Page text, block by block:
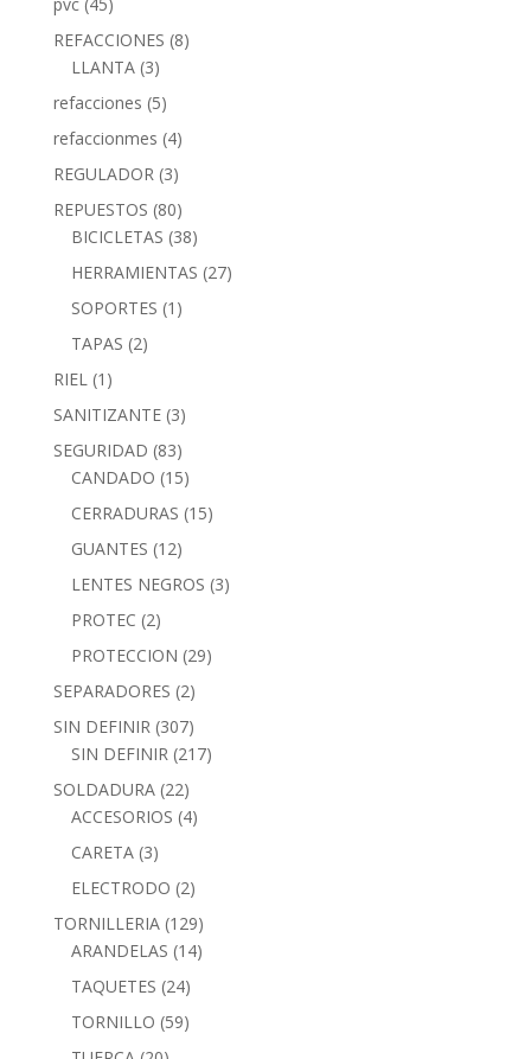
REFACCIONES (8)
LLANTA (3)
refacciones (5)
refaccionmes (4)
REGULADOR (3)
REPUESTOS (80)
BICICLETAS (38)
HERRAMIENTAS (27)
SOPORTES (1)
TAPAS (2)
RIEL (1)
SANITIZANTE (3)
SEGURIDAD (83)
CANDADO (15)
CERRADURAS (15)
GUANTES (12)
LENTES NEGROS (3)
PROTEC (2)
PROTECCION (29)
SEPARADORES (2)
SIN DEFINIR (307)
SIN DEFINIR (217)
SOLDADURA (22)
ACCESORIOS (4)
CARETA (3)
ELECTRODO (2)
TORNILLERIA (129)
ARANDELAS (14)
TAQUETES (24)
TORNILLO (59)